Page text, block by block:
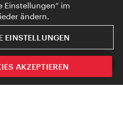
offizielle City Guide App
Einstellungen” im
ändern.
EINSTELLUNGEN
AKZEPTIEREN